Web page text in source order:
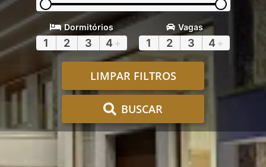
Dormitórios
1 2 3 4 +
Vagas
1 2 3 4 +
LIMPAR FILTROS
BUSCAR